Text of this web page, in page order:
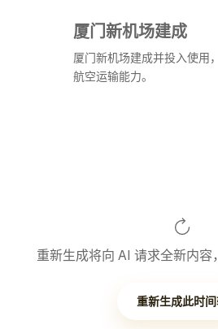
厦门新机场建成
厦门新机场建成并投入使用
航空运输能力。
重新生成将向 AI 请求全新内容
重新生成此时